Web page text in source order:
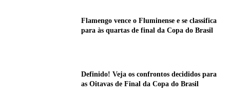
Flamengo vence o Fluminense e se classifica
para às quartas de final da Copa do Brasil
Definido! Veja os confrontos decididos para
as Oitavas de Final da Copa do Brasil